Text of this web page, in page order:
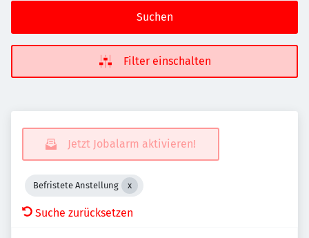
Suchen
Filter einschalten
Jetzt Jobalarm aktivieren!
Befristete Anstellung
Suche zurücksetzen